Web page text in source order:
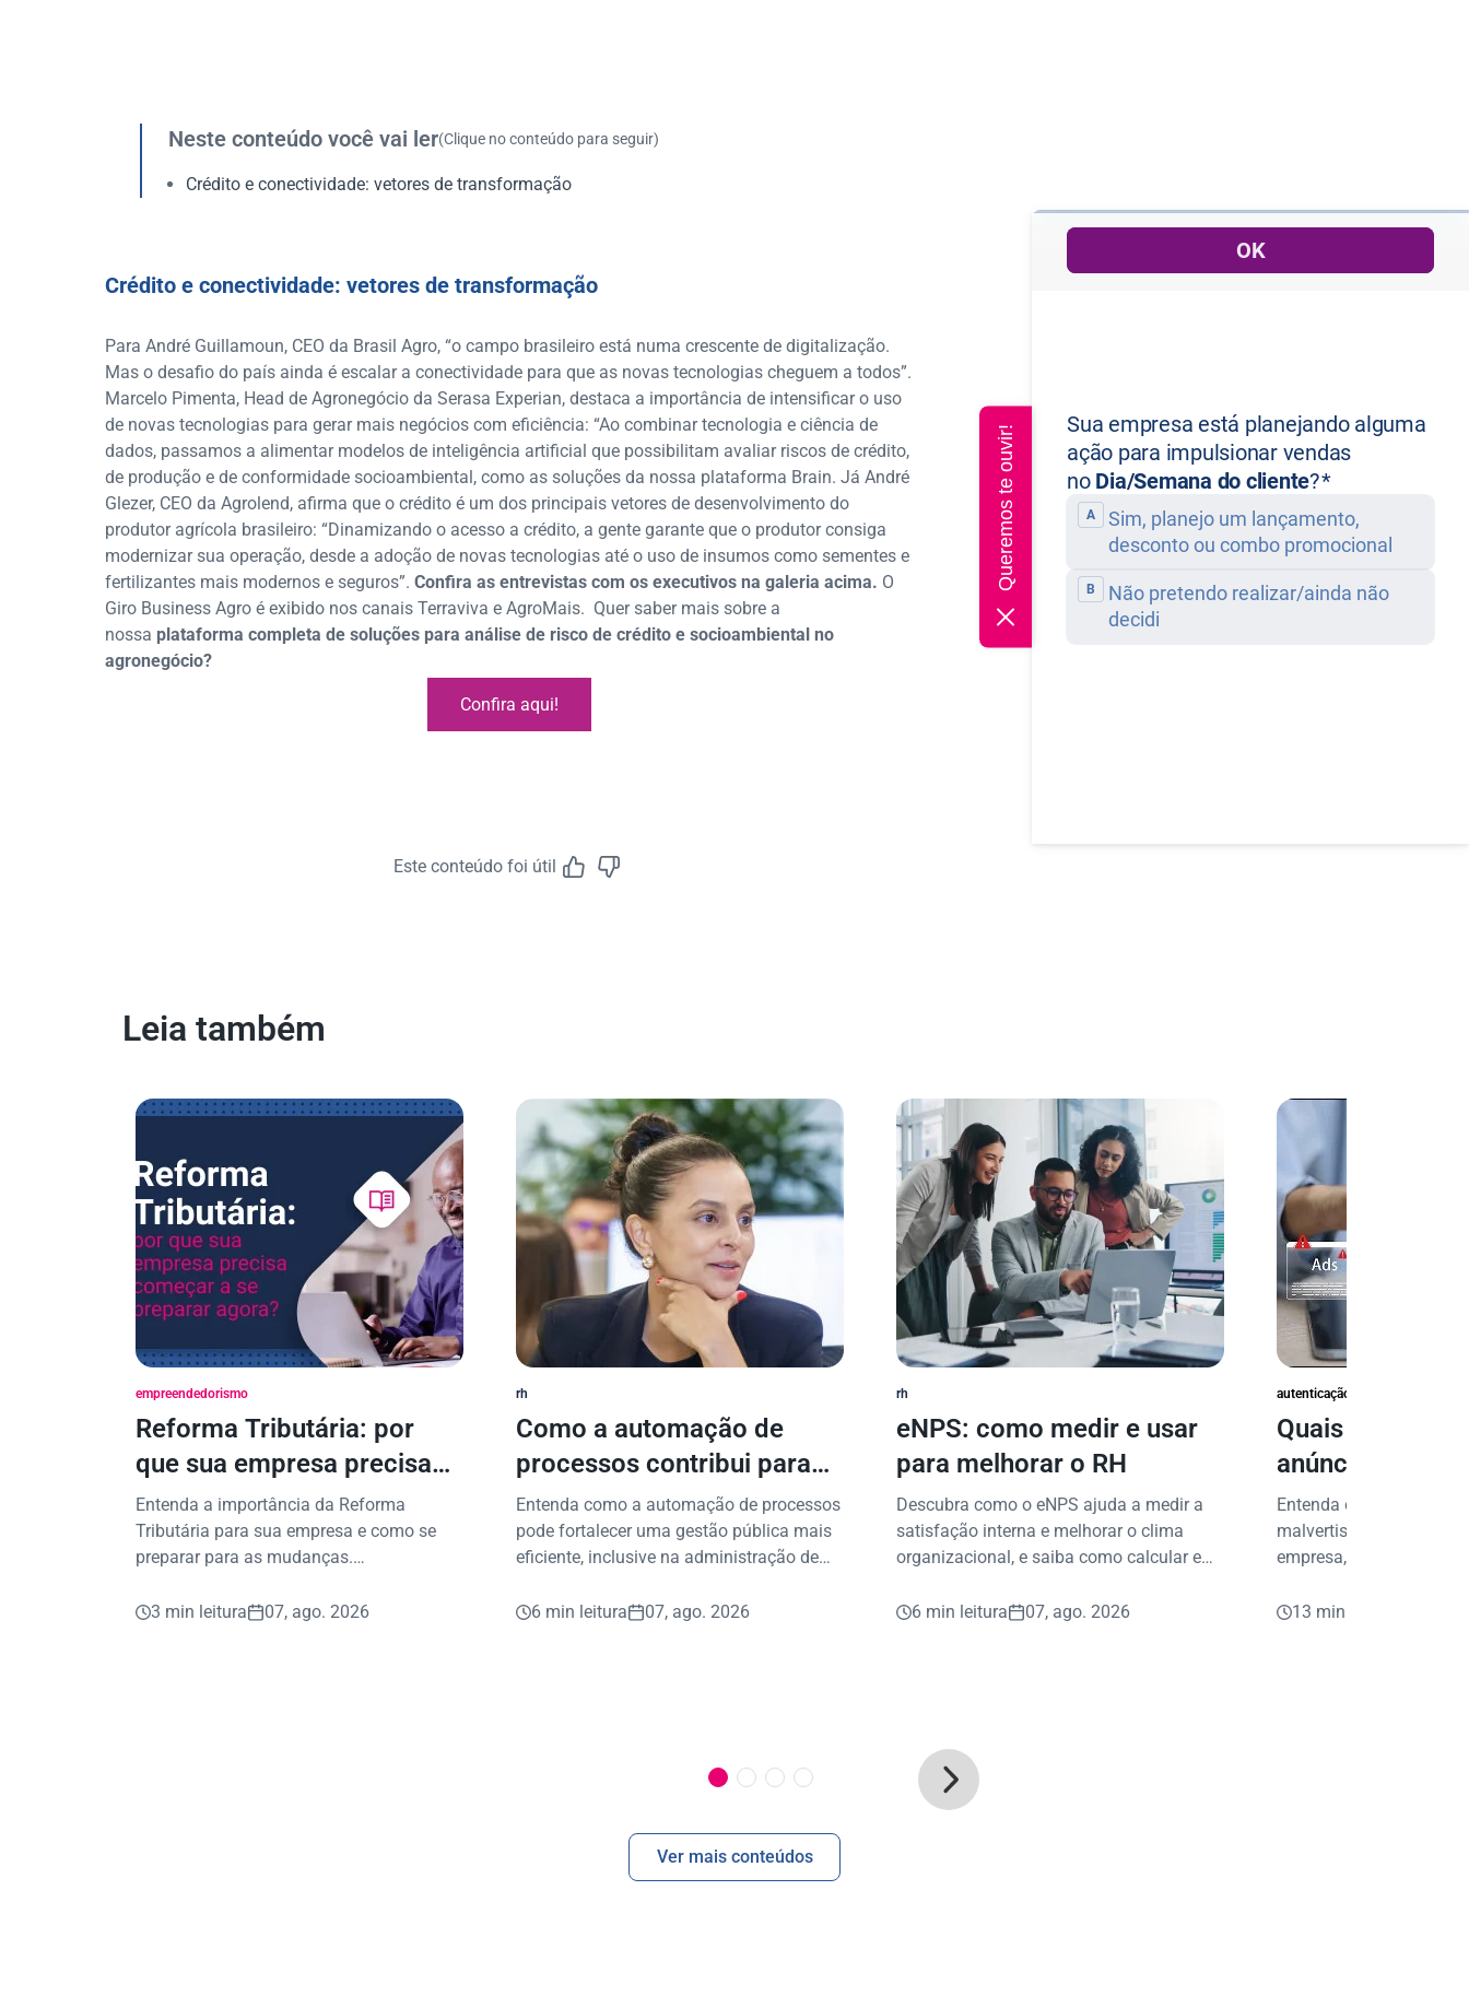
Neste conteúdo você vai ler(Clique no conteúdo para seguir)
Crédito e conectividade: vetores de transformação
Crédito e conectividade: vetores de transformação
Para André Guillamoun, CEO da Brasil Agro, “o campo brasileiro está numa crescente de digitalização.
Mas o desafio do país ainda é escalar a conectividade para que as novas tecnologias cheguem a todos”.
Marcelo Pimenta, Head de Agronegócio da Serasa Experian, destaca a importância de intensificar o uso
de novas tecnologias para gerar mais negócios com eficiência: “Ao combinar tecnologia e ciência de
dados, passamos a alimentar modelos de inteligência artificial que possibilitam avaliar riscos de crédito,
de produção e de conformidade socioambiental, como as soluções da nossa plataforma Brain. Já André
Glezer, CEO da Agrolend, afirma que o crédito é um dos principais vetores de desenvolvimento do
produtor agrícola brasileiro: “Dinamizando o acesso a crédito, a gente garante que o produtor consiga
modernizar sua operação, desde a adoção de novas tecnologias até o uso de insumos como sementes e
fertilizantes mais modernos e seguros”. Confira as entrevistas com os executivos na galeria acima. O
Giro Business Agro é exibido nos canais Terraviva e AgroMais. Quer saber mais sobre a
nossa plataforma completa de soluções para análise de risco de crédito e socioambiental no
agronegócio?
Confira aqui!
Feedback do Artigo
Este conteúdo foi útil
Leia também
empreendedorismo
Reforma Tributária: por
que sua empresa precisa
começar a se preparar
agora?
Entenda a importância da Reforma
Tributária para sua empresa e como se
preparar para as mudanças.
seguras.
3 min leitura 07, ago. 2026
rh
Como a automação de
processos contribui para
uma gestão pública mais
eficiente
Entenda como a automação de processos
pode fortalecer uma gestão pública mais
eficiente, inclusive na administração de
6 min leitura
07, ago. 2026
rh
eNPS: como medir e usar
para melhorar o RH
Descubra como o eNPS ajuda a medir a
satisfação interna e melhorar o clima
organizacional, e saiba como calcular e
6 min leitura
07, ago. 2026
autenticação e prevenção à
Quais são os
anúncios falsos
proteger seu
Entenda os riscos de
malvertising e saiba
empresa, seus dados e
13 min leitura
Ver mais conteúdos
Queremos te ouvir!